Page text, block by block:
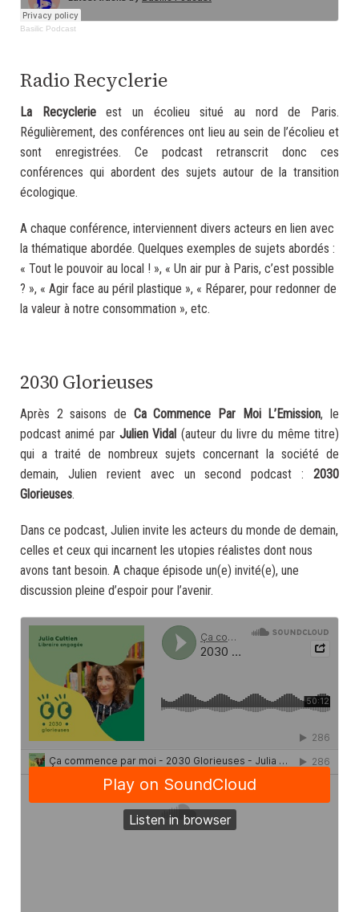
Basilic Podcast
Radio Recyclerie
La Recyclerieest un écolieu situé au nord de Paris.
Régulièrement, des conférences ont lieu au sein de l’écolieu et
sont enregistrées. Ce podcast retranscrit donc ces
conférences qui abordent des sujets autour de la transition
écologique.
A chaque conférence, interviennent divers acteurs en lien avec
la thématique abordée. Quelques exemples de sujets abordés :
« Tout le pouvoir au local ! », « Un air pur à Paris, c’est possible
? », « Agir face au péril plastique », « Réparer, pour redonner de
la valeur à notre consommation », etc.
2030 Glorieuses
Après 2 saisons de Ca Commence Par Moi L’Emission, le
podcast animé par Julien Vidal (auteur du livre du même titre)
qui a traité de nombreux sujets concernant la société de
demain, Julien revient avec un second podcast : 2030
Glorieuses.
Dans ce podcast, Julien invite les acteurs du monde de demain,
celles et ceux qui incarnent les utopies réalistes dont nous
avons tant besoin. A chaque épisode un(e) invité(e), une
discussion pleine d’espoir pour l’avenir.